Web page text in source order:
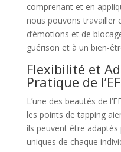
comprenant et en
nous pouvons travailler
d’émotions et de
guérison et à un bien-
Flexibilité et
Pratique de
L’une des beautés de
les points de tapping
ils peuvent être
uniques de chaque